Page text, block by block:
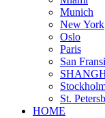
Munich
New York
Oslo
Paris
San
St.
HOME